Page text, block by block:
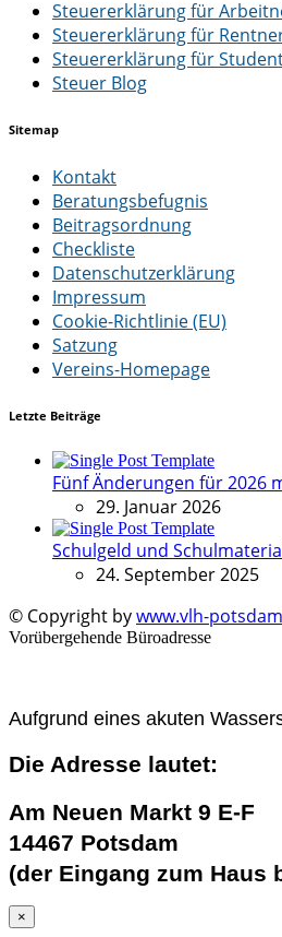
Steuererklärung für
Steuererklärung für
Steuererklärung für
Steuer Blog
Sitemap
Kontakt
Beratungsbefugnis
Beitragsordnung
Checkliste
Datenschutzerklärung
Impressum
Cookie-Richtlinie (EU)
Satzung
Vereins-Homepage
Letzte Beiträge
Fünf Änderungen für 2026
29. Januar 2026
Schulgeld und
24. September 2025
© Copyright bywww.vlh-
Vorübergehende Büroadresse
Aufgrund eines akuten
Die Adresse lautet:
Am Neuen Markt 9 E-F
14467 Potsdam
(der Eingang zum
×